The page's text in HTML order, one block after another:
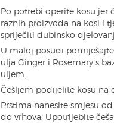
Po potrebi operite kosu jer
raznih proizvoda na kosi i
spriječiti dubinsko
U maloj posudi
ulja Ginger i Rosemary s
uljem.
Češljem podijelite kosu na
Prstima nanesite smjesu
do vrhova. Upotrijebite